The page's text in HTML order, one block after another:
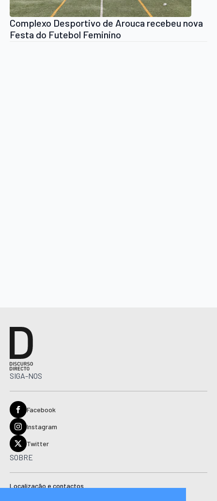
Complexo Desportivo de Arouca recebeu nova
Festa do Futebol Feminino
SIGA-NOS
Facebook
Instagram
Twitter
SOBRE
Localização e contactos